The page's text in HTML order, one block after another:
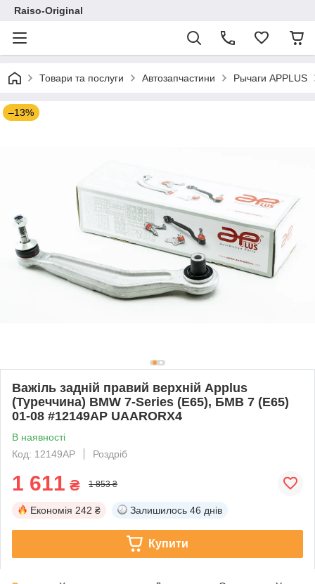
Raiso-Original
Товари та послуги Автозапчастини Рычаги APPLUS
–13%
Важіль задній правий верхній Applus
(Туреччина) BMW 7-Series (E65), БМВ 7 (Е65)
01-08 #12149AP UAARORX4
В наявності
Код: 12149AP
Роздріб
1 611 ₴ 1 853 ₴
Економія 242 ₴ Залишилось 46 днів
Купити